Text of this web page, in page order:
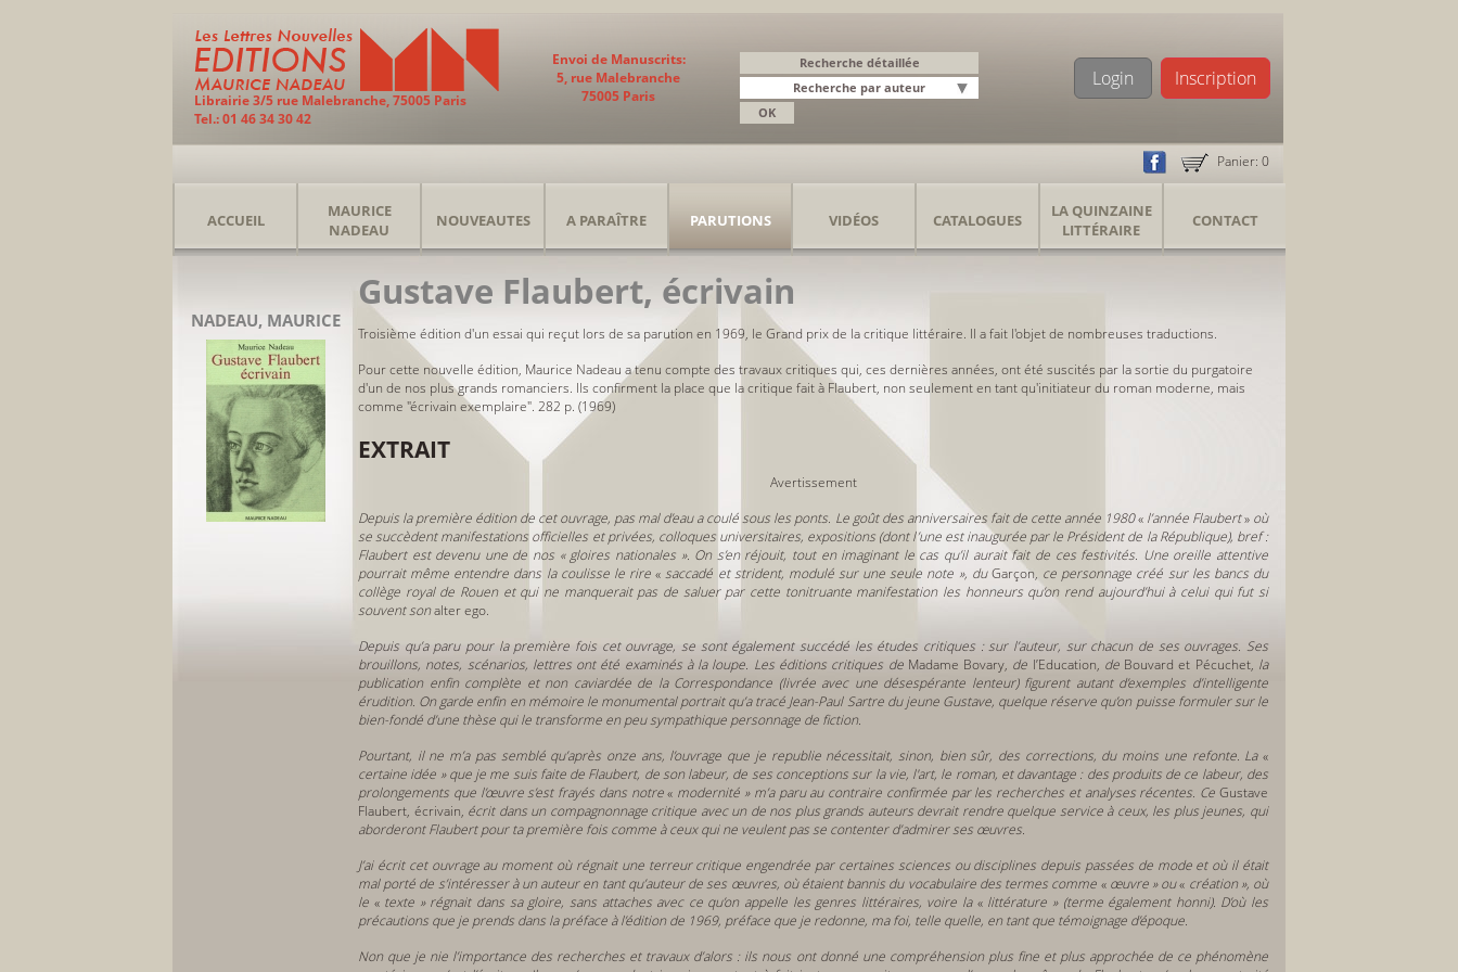
Librairie 3/5 rue Malebranche, 75005 Paris
Tel.: 01 46 34 30 42
Envoi de Manuscrits:
5, rue Malebranche
75005 Paris
Login Inscription
Panier: 0
ACCUEIL
MAURICE
NADEAU
NOUVEAUTES A PARAÎTRE PARUTIONS VIDÉOS CATALOGUES
LA QUINZAINE
LITTÉRAIRE
CONTACT
NADEAU, MAURICE
Gustave Flaubert, écrivain
Troisième édition d'un essai qui reçut lors de sa parution en 1969, le Grand prix de la critique littéraire. Il a fait l'objet de nombreuses traductions.
Pour cette nouvelle édition, Maurice Nadeau a tenu compte des travaux critiques qui, ces dernières années, ont été suscités par la sortie du purgatoire
d'un de nos plus grands romanciers. Ils confirment la place que la critique fait à Flaubert, non seulement en tant qu'initiateur du roman moderne, mais
comme "écrivain exemplaire". 282 p. (1969)
EXTRAIT
Avertissement
Depuis la première édition de cet ouvrage, pas mal d’eau a coulé sous les ponts. Le goût des anniversaires fait de cette année 1980« l’année Flaubert» où
se succèdent manifestations officielles et privées, colloques universitaires, expositions (dont l’une est inaugurée par le Président de la République), bref :
Flaubert est devenu une de nos « gloires nationales ». On s’en réjouit, tout en imaginant le cas qu’il aurait fait de ces festivités. Une oreille attentive
pourrait même entendre dans la coulisse le rire «saccadé et strident, modulé sur une seule note », duGarçon, ce personnage créé sur les bancs du
collège royal de Rouen et qui ne manquerait pas de saluer par cette tonitruante manifestation les honneurs qu’on rend aujourd’hui à celui qui fut si
souvent sonalter ego.
Depuis qu’a paru pour la première fois cet ouvrage, se sont également succédé les études critiques : sur l’auteur, sur chacun de ses ouvrages. Ses
brouillons, notes, scénarios, lettres ont été examinés à la loupe. Les éditions critiques deMadame Bovary, de l’Education, de Bouvard et Pécuchet, la
publication enfin complète et non caviardée de la Correspondance (livrée avec une désespérante lenteur) figurent autant d’exemples d’intelligente
érudition. On garde enfin en mémoire le monumental portrait qu’a tracé Jean-Paul Sartre du jeune Gustave, quelque réserve qu’on puisse formuler sur le
bien-fondé d’une thèse qui le transforme en peu sympathique personnage de fiction.
Pourtant, il ne m’a pas semblé qu’après onze ans, l’ouvrage que je republie nécessitait, sinon, bien sûr, des corrections, du moins une refonte. La«
certaine idée » que je me suis faite de Flaubert, de son labeur, de ses conceptions sur la vie, l'art, le roman, et davantage : des produits de ce labeur, des
prolongements que l’œuvre s’est frayés dans notre« modernité » m’a paru au contraire confirmée par les recherches et analyses récentes. Ce Gustave
Flaubert, écrivain, écrit dans un compagnonnage critique avec un de nos plus grands auteurs devrait rendre quelque service à ceux, les plus jeunes, qui
aborderont Flaubert pour ta première fois comme à ceux qui ne veulent pas se contenter d’admirer ses œuvres.
J’ai écrit cet ouvrage au moment où régnait une terreur critique engendrée par certaines sciences ou disciplines depuis passées de mode et où il était
mal porté de s’intéresser à un auteur en tant qu’auteur de ses œuvres, où étaient bannis du vocabulaire des termes comme « œuvre » ou« création », où
le « texte » régnait dans sa gloire, sans attaches avec ce qu’on appelle les genres littéraires, voire la « littérature » (terme également honni). D’où les
précautions que je prends dans la préface à l’édition de 1969, préface que je redonne, ma foi, telle quelle, en tant que témoignage d’époque.
Non que je nie l’importance des recherches et travaux d’alors : ils nous ont donné une compréhension plus fine et plus approchée de ce phénomène